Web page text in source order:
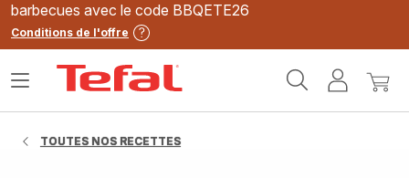
barbecues avec le code BBQETE26
Conditions de l'offre
MonMon
Ouvrir
TOUTES NOS RECETTES